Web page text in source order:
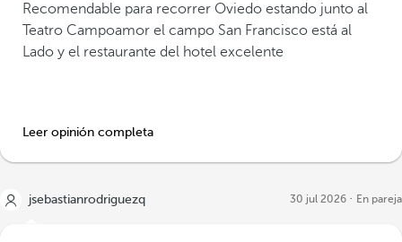
Recomendable para recorrer Oviedo estando junto al
Teatro Campoamor el campo San Francisco está al
Lado y el restaurante del hotel excelente
Leer opinión completa
jsebastianrodriguezq 30 jul 2026 En pareja